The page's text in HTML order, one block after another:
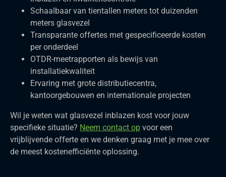
Schaalbaar van tientallen meters tot duizenden
meters glasvezel
Transparante offertes met gespecificeerde kosten
per onderdeel
OTDR-meetrapporten als bewijs van
installatiekwaliteit
Ervaring met grote distributiecentra,
kantoorgebouwen en internationale projecten
Wil je weten wat glasvezel inblazen kost voor jouw
specifieke situatie? Neem contact op voor een
vrijblijvende offerte en we denken graag met je mee over
de meest kostenefficiënte oplossing.